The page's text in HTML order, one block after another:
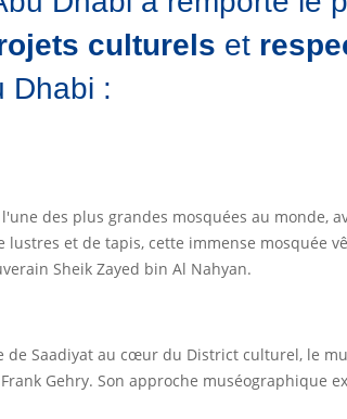
culturels et
Dhabi :
l'une des plus grandes mosquées au monde,
et de tapis, cette immense mosquée
Sheik Zayed bin Al Nahyan.
de Saadiyat au cœur du District culturel, le
Gehry. Son approche muséographique